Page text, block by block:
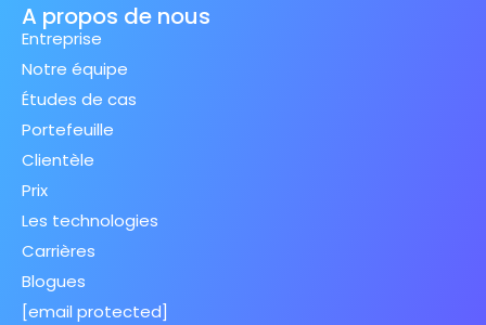
A propos de nous
Entreprise
Notre équipe
Études de cas
Portefeuille
Clientèle
Prix
Les technologies
Carrières
Blogues
[email protected]